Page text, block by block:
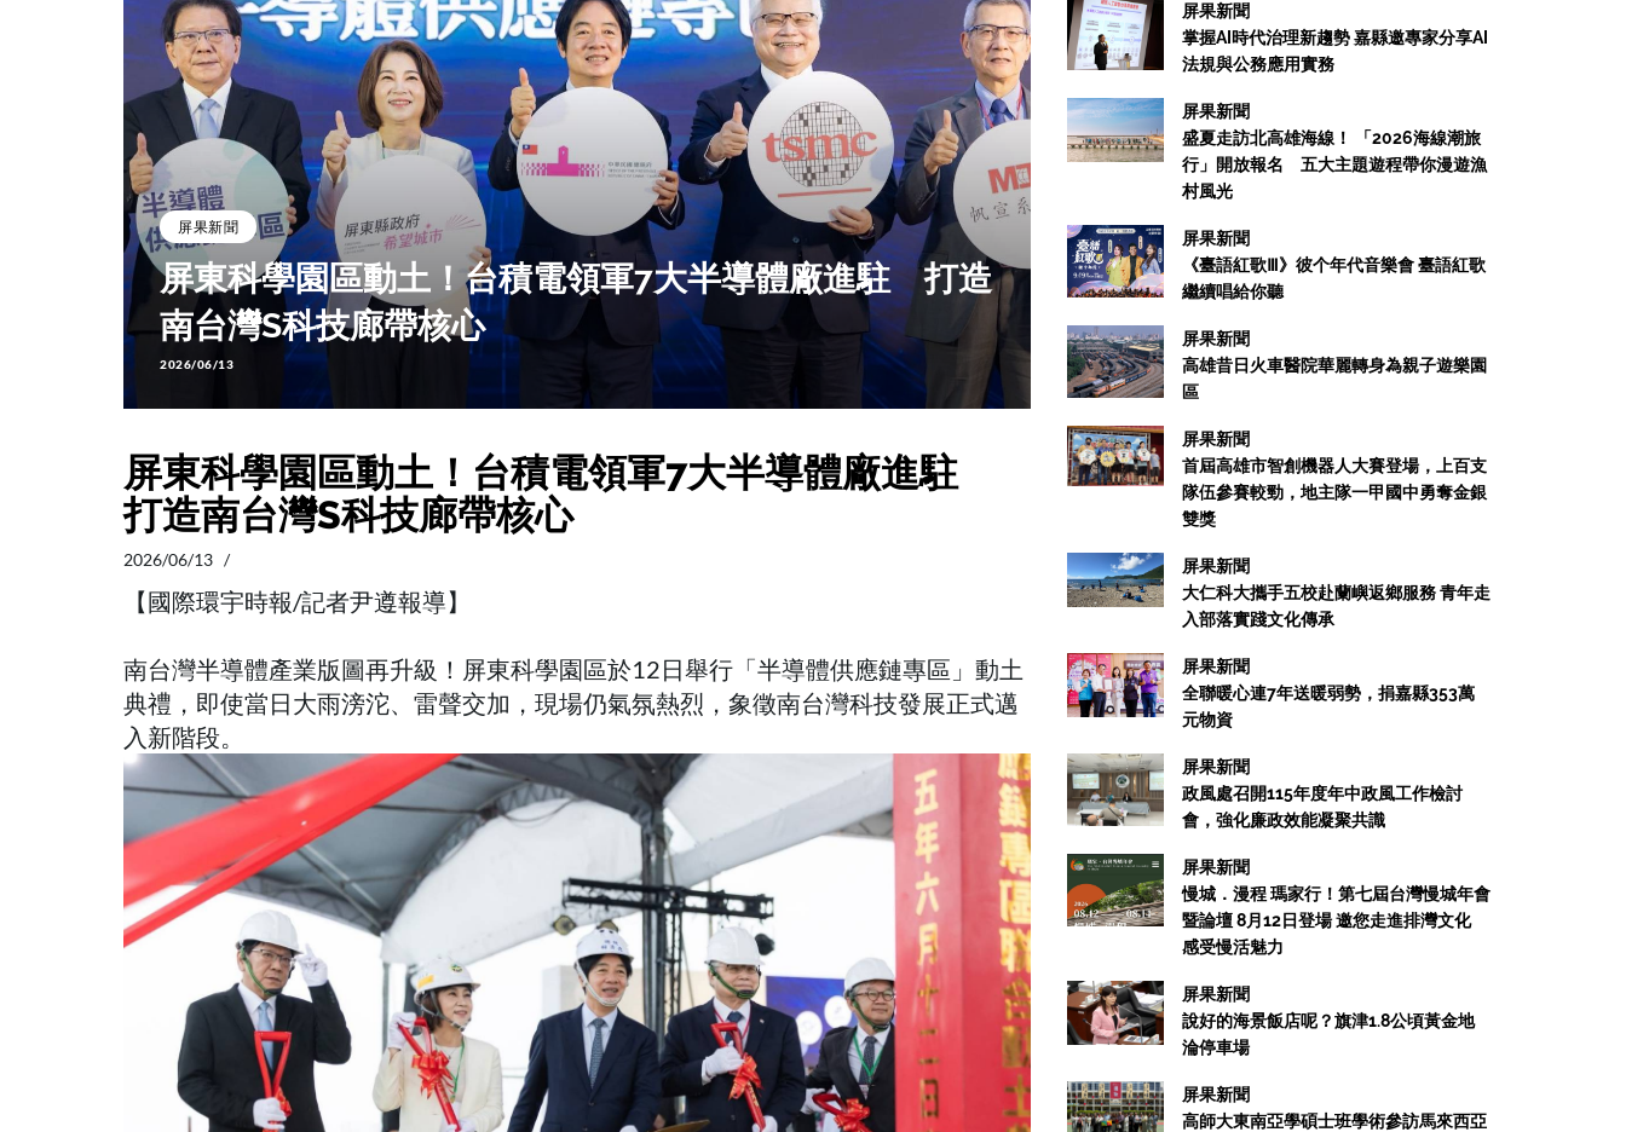
屏果新聞
屏東科學園區動土！台積電領軍7大半導體廠進駐 打造
南台灣S科技廊帶核心
2026/06/13
屏果新聞
屏東科學園區動土！台積電領軍7大
南台灣S科技廊帶核心
2026/06/13
屏東科學園區動土！台積電領軍7大半導體廠進駐
打造南台灣S科技廊帶核心
2026/06/13 /
【國際環宇時報/記者尹遵報導】
南台灣半導體產業版圖再升級！屏東科學園區於12日舉行「半導體供應鏈專區」動土
典禮，即使當日大雨滂沱、雷聲交加，現場仍氣氛熱烈，象徵南台灣科技發展正式邁
入新階段。
屏果新聞
掌握AI時代治理新趨勢 嘉縣邀專家分享AI
法規與公務應用實務
屏果新聞
盛夏走訪北高雄海線！ 「2026海線潮旅
行」開放報名 五大主題遊程帶你漫遊漁
村風光
屏果新聞
《臺語紅歌Ⅲ》彼个年代音樂會 臺語紅歌
繼續唱給你聽
屏果新聞
高雄昔日火車醫院華麗轉身為親子遊樂園
區
屏果新聞
首屆高雄市智創機器人大賽登場，上百支
隊伍參賽較勁，地主隊一甲國中勇奪金銀
雙獎
屏果新聞
大仁科大攜手五校赴蘭嶼返鄉服務 青年走
入部落實踐文化傳承
屏果新聞
全聯暖心連7年送暖弱勢，捐嘉縣353萬
元物資
屏果新聞
政風處召開115年度年中政風工作檢討
會，強化廉政效能凝聚共識
屏果新聞
慢城．漫程 瑪家行！第七屆台灣慢城年會
暨論壇 8月12日登場 邀您走進排灣文化
感受慢活魅力
屏果新聞
說好的海景飯店呢？旗津1.8公頃黃金地
淪停車場
屏果新聞
高師大東南亞學碩士班學術參訪馬來西亞